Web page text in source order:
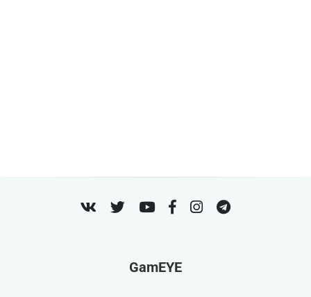
GamEYE